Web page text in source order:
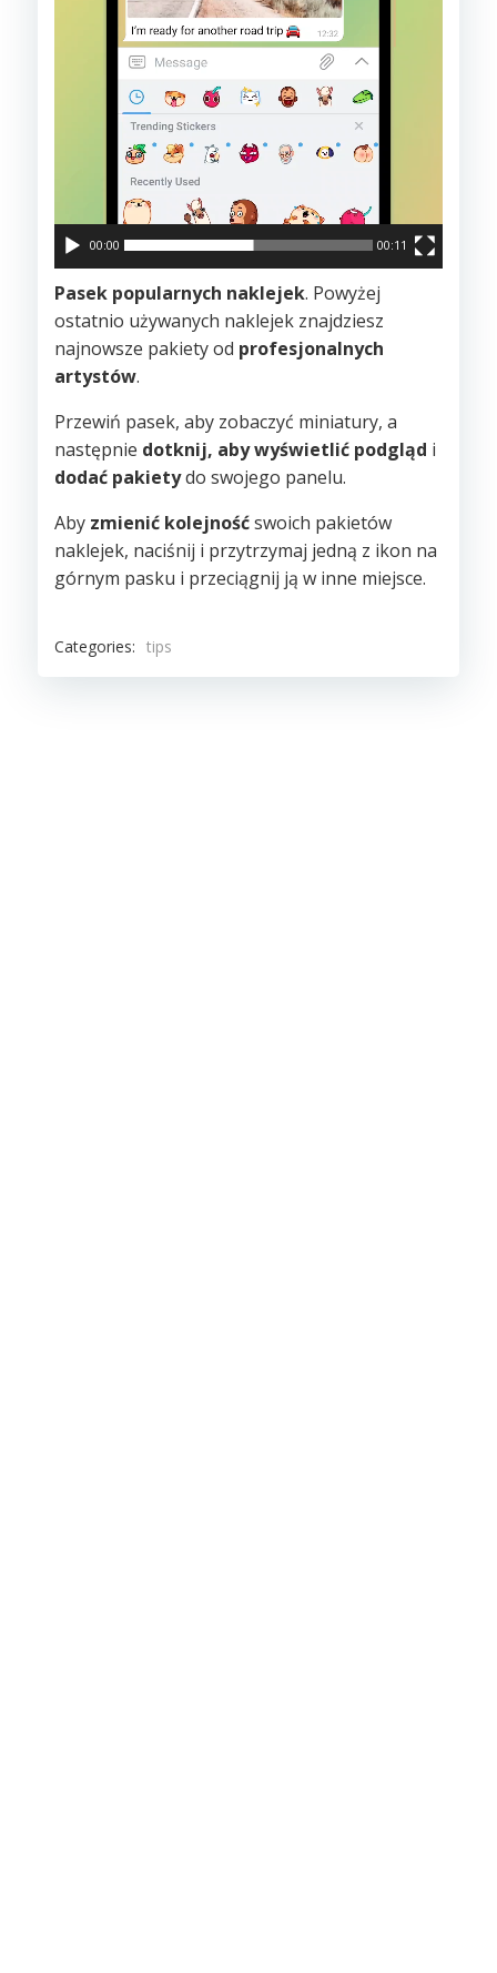
00:00 00:11
Pasek popularnych naklejek. Powyżej
ostatnio używanych naklejek znajdziesz
najnowsze pakiety od profesjonalnych
artystów.
Przewiń pasek, aby zobaczyć miniatury, a
następnie dotknij, aby wyświetlić podgląd i
dodać pakietydo swojego panelu.
Aby zmienić kolejnośćswoich pakietów
naklejek, naciśnij i przytrzymaj jedną z ikon na
górnym pasku i przeciągnij ją w inne miejsce.
Categories: tips